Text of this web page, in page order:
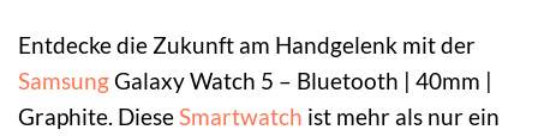
Entdecke die Zukunft am Handgelenk mit der
SamsungGalaxy Watch 5 – Bluetooth | 40mm |
Graphite. Diese Smartwatch ist mehr als nur ein